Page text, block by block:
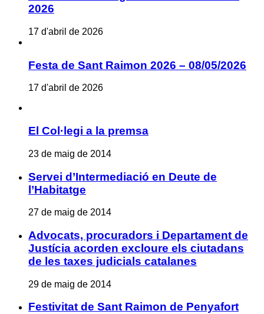
2026
17 d'abril de 2026
Festa de Sant Raimon 2026 – 08/05/2026
17 d'abril de 2026
El Col·legi a la premsa
23 de maig de 2014
Servei d’Intermediació en Deute de
l’Habitatge
27 de maig de 2014
Advocats, procuradors i Departament de
Justícia acorden excloure els ciutadans
de les taxes judicials catalanes
29 de maig de 2014
Festivitat de Sant Raimon de Penyafort